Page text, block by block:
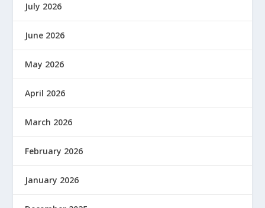
July 2026
June 2026
May 2026
April 2026
March 2026
February 2026
January 2026